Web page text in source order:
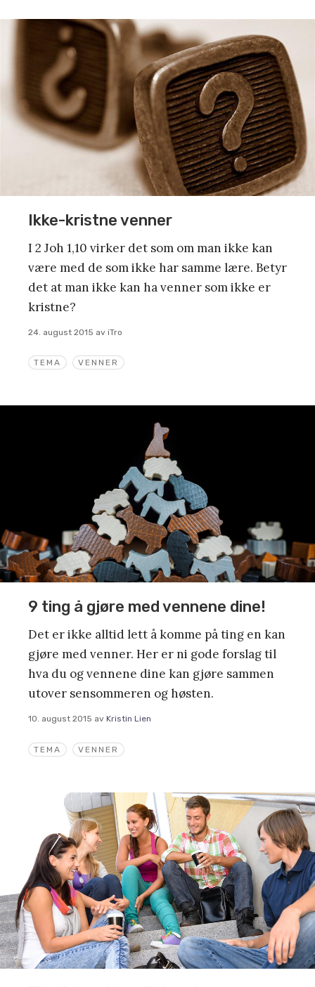
TEMA VENNER
Ikke-kristne venner
I 2 Joh 1,10 virker det som om man ikke kan
være med de som ikke har samme lære. Betyr
det at man ikke kan ha venner som ikke er
kristne?
24. august 2015 av iTro
TEMA VENNER
9 ting å gjøre med vennene dine!
Det er ikke alltid lett å komme på ting en kan
gjøre med venner. Her er ni gode forslag til
hva du og vennene dine kan gjøre sammen
utover sensommeren og høsten.
10. august 2015 av Kristin Lien